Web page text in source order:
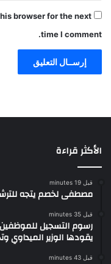
browser for the next
time I comment.
الأكثر قراءة
قبل 19 minutes
مصطفى لخصم يتجه
قبل 35 minutes
رسوم التسجيل
يقودها الوزير الميداوي
قبل 43 minutes